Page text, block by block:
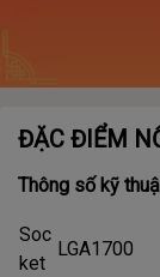
ĐẶC ĐIỂM
Thông số kỹ
Soc
ket
LGA1700